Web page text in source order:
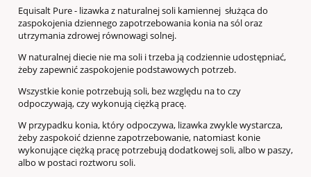
Equisalt Pure - lizawka z naturalnej soli kamiennej służąca do
zaspokojenia dziennego zapotrzebowania konia na sól oraz
utrzymania zdrowej równowagi solnej.
W naturalnej diecie nie ma soli i trzeba ją codziennie udostępniać,
żeby zapewnić zaspokojenie podstawowych potrzeb.
Wszystkie konie potrzebują soli, bez względu na to czy
odpoczywają, czy wykonują ciężką pracę.
W przypadku konia, który odpoczywa, lizawka zwykle wystarcza,
żeby zaspokoić dzienne zapotrzebowanie, natomiast konie
wykonujące ciężką pracę potrzebują dodatkowej soli, albo w paszy,
albo w postaci roztworu soli.